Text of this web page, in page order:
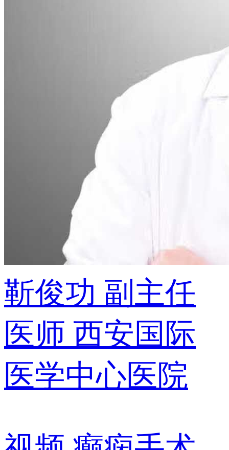
靳俊功 副主任
医师 西安国际
医学中心医院